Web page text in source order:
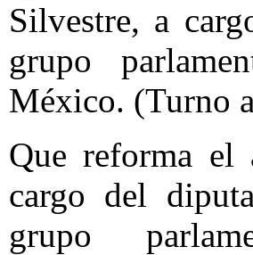
Silvestre, a
grupo
México. (Turno
Que reforma
cargo del
grupo